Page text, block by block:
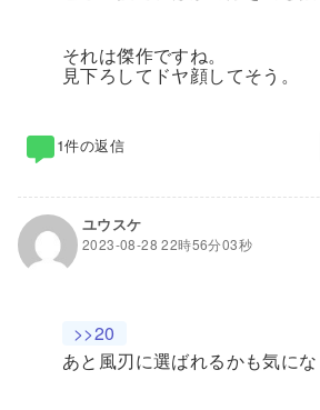
それは傑作ですね。
見下ろしてドヤ顔してそう。
1件の返信
ユウスケ
2023-08-28 22時56分03秒
>>20
あと風刃に選ばれるかも気に